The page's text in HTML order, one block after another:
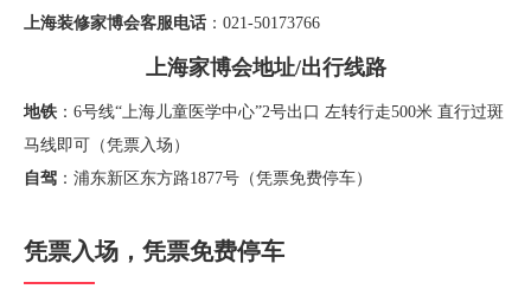
上海装修家博会客服电话 ：021-50173766
上海家博会地址/出行线路
地铁 ：6号线“上海儿童医学中心”2号出口 左转行走500米 直行过斑
马线即可（凭票入场）
自驾 ：浦东新区东方路1877号（凭票免费停车）
凭票入场，凭票免费停车